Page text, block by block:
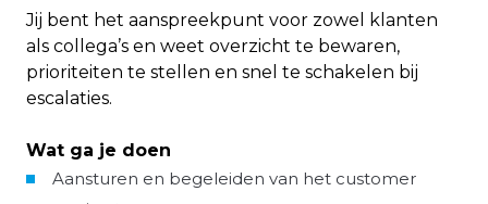
Jij bent het aanspreekpunt voor zowel klanten
als collega’s en weet overzicht te bewaren,
prioriteiten te stellen en snel te schakelen bij
escalaties.
Wat ga je doen
Aansturen en begeleiden van het customer